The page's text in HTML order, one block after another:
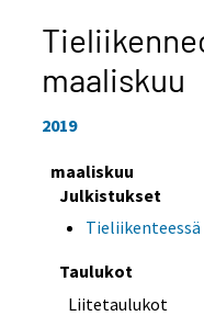
maaliskuu
2019
maaliskuu
Julkistukset
Taulukot
Liitetaulukot